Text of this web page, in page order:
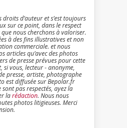
d’auteur et s’est toujours
sur ce point, dans le respect
nous cherchons à valoriser.
à des fins illustratives et non
commerciale. et nous
articles qu’avec des photos
de presse prévues pour cette
si vous, lecteur - anonyme,
presse, artiste, photographe
est diffusée sur Bepolar.fr
pas respectés, ayez la
larédaction. Nous nous
photos litigieuses. Merci